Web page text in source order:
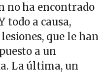
no ha encontrado
todo a causa,
que le han
a un
La última, un